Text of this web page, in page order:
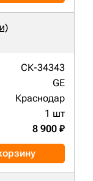
СК-34343
GE
Краснодар
1 шт
8 900 ₽